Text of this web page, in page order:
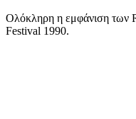
Ολόκληρη η εμφάνιση των
Festival 1990.